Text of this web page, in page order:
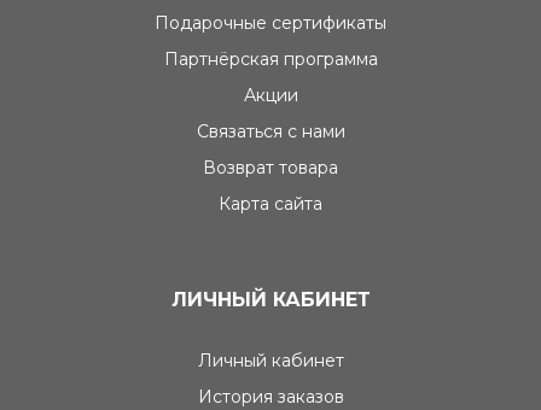
Подарочные сертификаты
Партнёрская программа
Акции
Связаться с нами
Возврат товара
Карта сайта
ЛИЧНЫЙ КАБИНЕТ
Личный кабинет
История заказов